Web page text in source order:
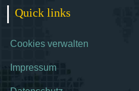
Quick links
Cookies verwalten
Impressum